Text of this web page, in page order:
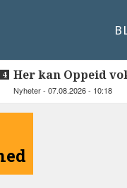
Her kan Oppeid
videre
Nyheter - 07.08.2026 - 10:18